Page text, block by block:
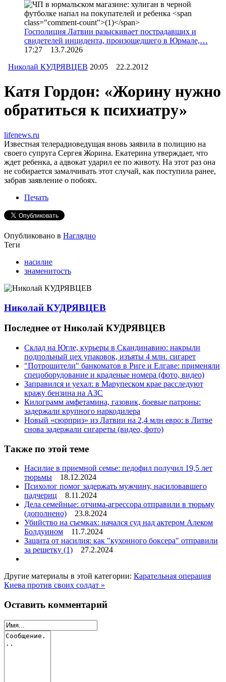
Госполиция Латвии разыскивает пострадавших и
свидетелей инцидента, произошедшего в Юрмале,…
17:27 13.7.2026
Николай КУДРЯВЦЕВ 20:05 22.2.2012
Катя Гордон: «Жорину нужно
обратиться к психиатру»
lifenews.ru
Известная телерадиоведущая вновь заявила в полицию на
своего супруга Сергея Жорина. Екатерина утверждает, что
ждет ребенка, а адвокат ударил ее по животу. На этот раз она
не собирается замалчивать этот случай, как поступила ранее,
забрав заявление о побоях.
Печать
Опубликовано в Наглядно
Теги
насилие
знаменитость
Николай КУДРЯВЦЕВ
Последнее от Николай КУДРЯВЦЕВ
Склад на Югле, курьеры в Скандинавию: накрыли
подпольный цех упаковок, изъяты 4 млн. сигарет
"Потрошители" банкоматов в Риге и Елгаве: применяли
спецоборудование и краденые номера (фото, видео)
Заправился и уехал: в Марупеском крае расследуют
кражу бензина на АЗС
Килограмм амфетамина, газовик, боевые патроны:
задержали крупного наркодилера
Новый «сюрприз» из Латвии на 2,4 млн евро: в Литве
снова задержали сигареты (видео, фото)
Также по этой теме
Насилие в приемной семье: педофил получил 19,5 лет
тюрьмы
18.12.2024
Психолог помог задержать мужчину, насиловавшего
падчериц
8.11.2024
Дела семейные: отчима-агрессора отправили в тюрьму
(дополнено)
23.8.2024
Убийство на съемках: начался суд над актером Алеком
Болдуином
11.7.2024
Защита от насилия: как "кухонного боксера" отправили
за решетку (1) 27.2.2024
Другие материалы в этой категории: Карательная операция
Киева против своих солдат »
Оставить комментарий